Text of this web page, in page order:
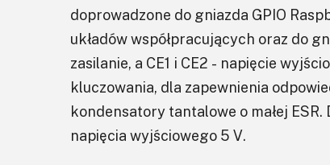
doprowadzone do gniazda GPIO
układów współpracujących oraz do
zasilanie, a CE1 i CE2 - napięcie
kluczowania, dla zapewnienia
kondensatory tantalowe o małej
napięcia wyjściowego 5 V.